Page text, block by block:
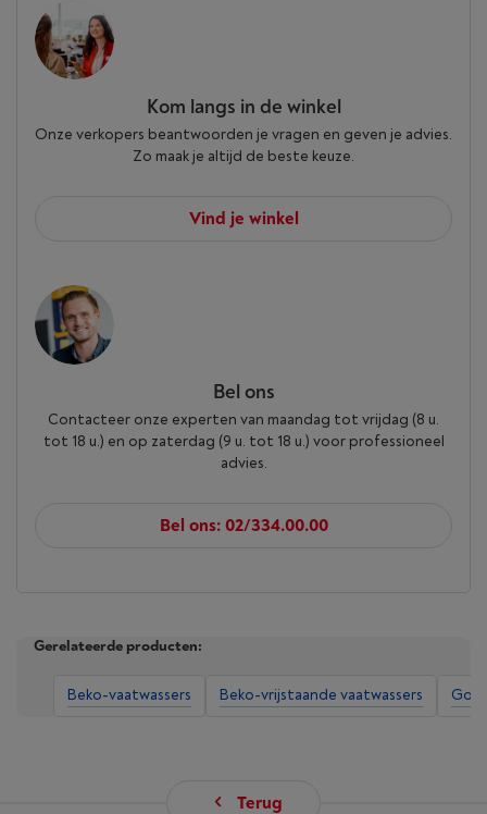
Kom langs in de winkel
Onze verkopers beantwoorden je vragen en geven je advies.
Zo maak je altijd de beste keuze.
Vind je winkel
Bel ons
Contacteer onze experten van maandag tot vrijdag (8 u.
tot 18 u.) en op zaterdag (9 u. tot 18 u.) voor professioneel
advies.
Bel ons: 02/334.00.00
Gerelateerde producten:
Beko-vaatwassers Beko-vrijstaande vaatwassers
Terug